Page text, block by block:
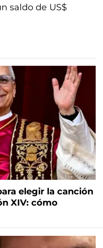
saldo de US$
elegir la canción
XIV: cómo